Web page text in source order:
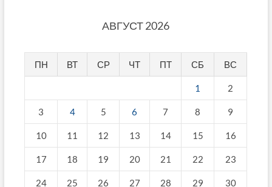
АВГУСТ 2026
ПН ВТ СР ЧТ ПТ СБ ВС
1 2
3 4 5 6 7 8 9
10 11 12 13 14 15 16
17 18 19 20 21 22 23
24 25 26 27 28 29 30